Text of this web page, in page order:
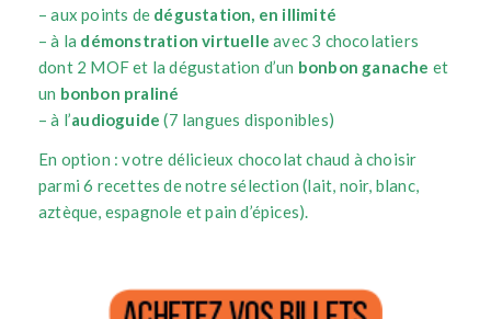
– aux points de dégustation, en illimité
– à la démonstration virtuelle avec 3 chocolatiers
dont 2 MOF et la dégustation d’un bonbon ganache et
un bonbon praliné
– à l’audioguide (7 langues disponibles)
En option : votre délicieux chocolat chaud à choisir
parmi 6 recettes de notre sélection (lait, noir, blanc,
aztèque, espagnole et pain d’épices).